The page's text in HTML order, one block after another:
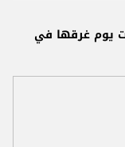
يوم غرقها في